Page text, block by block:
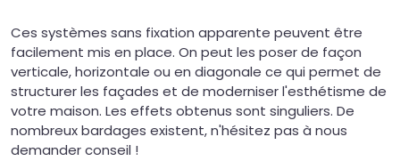
Ces systèmes sans fixation apparente peuvent être
facilement mis en place. On peut les poser de façon
verticale, horizontale ou en diagonale ce qui permet de
structurer les façades et de moderniser l'esthétisme de
votre maison. Les effets obtenus sont singuliers. De
nombreux bardages existent, n'hésitez pas à nous
demander conseil !